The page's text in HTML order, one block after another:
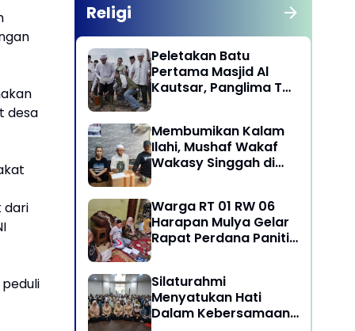
desa
dari
Religi
Peletakan Batu
Pertama Masjid Al
Kautsar, Panglima TNI
Kebersamaan
Masyarakat
Membumikan Kalam
Ilahi, Mushaf Wakaf
Wakasy Singgah di
Barat
Warga RT 01 RW 06
Harapan Mulya Gelar
Rapat Perdana Panitia
Silaturahmi
Menyatukan Hati
Dalam Kebersamaan